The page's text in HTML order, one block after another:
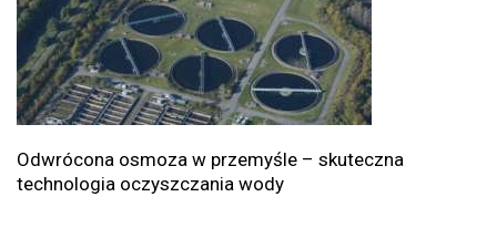
Odwrócona osmoza w przemyśle – skuteczna
technologia oczyszczania wody